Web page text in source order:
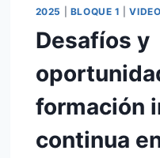
2025 BLOQUE 1 |
Desafíos y
formación
continua